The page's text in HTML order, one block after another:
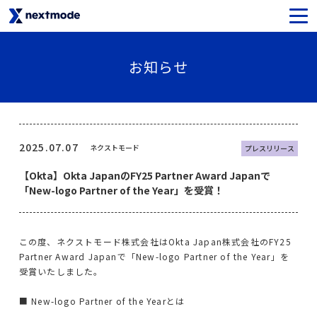
SaaSライセンス＆サポート
Oktaライセンス＆サポート
Netskopeライセンス＆サポート
Notionライセンス＆サポート
Asanaライセンス＆サポート
お知らせ
プレスリリース
2025.07.07 ネクストモード
【Okta】Okta JapanのFY25 Partner Award Japanで
「New-logo Partner of the Year」を受賞！
この度、ネクストモード株式会社はOkta Japan株式会社のFY25
Partner Award Japanで「New-logo Partner of the Year」を
受賞いたしました。
■ New-logo Partner of the Yearとは